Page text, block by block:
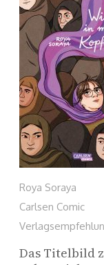
Roya Soraya
Carlsen Comic
Das Titelbild